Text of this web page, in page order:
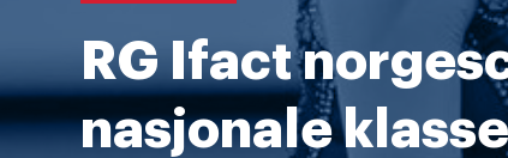
RG Ifact
nasjonale